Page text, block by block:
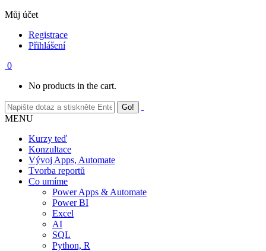
Můj účet
Registrace
Přihlášení
0
No products in the cart.
MENU
Kurzy teď
Konzultace
Vývoj Apps, Automate
Tvorba reportů
Co umíme
Power Apps & Automate
Power BI
Excel
AI
SQL
Python, R